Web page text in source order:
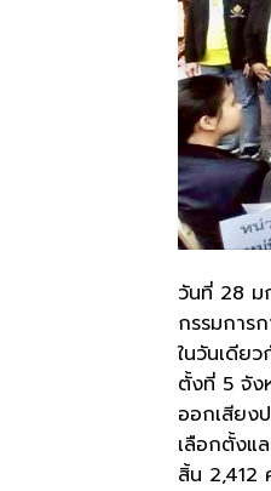
วันที่ 28 ม
กรรมการ
ในวันเดีย
ตั้งที่ 5 จัง
ออกเสียง
เลือกตั้งแ
สิ้น 2,412